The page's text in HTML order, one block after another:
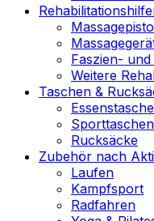
Faszien-
Weitere
Taschen &
Sporttaschen
Rucksäcke
Zubehör nach
Laufen
Kampfsport
Radfahren